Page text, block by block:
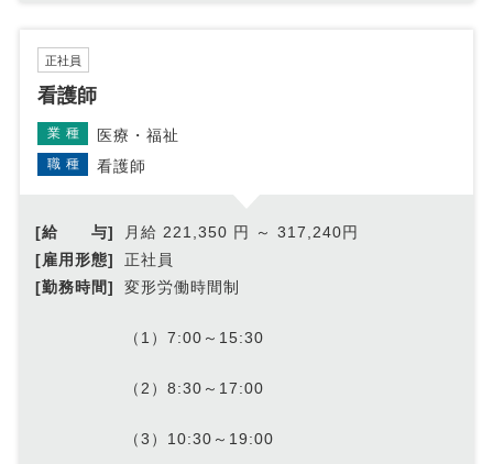
正社員
看護師
業種 医療・福祉
職種 看護師
[給 与]
月給 221,350 円 ～ 317,240円
[雇用形態]
正社員
[勤務時間]
変形労働時間制
（1）7:00～15:30
（2）8:30～17:00
（3）10:30～19:00